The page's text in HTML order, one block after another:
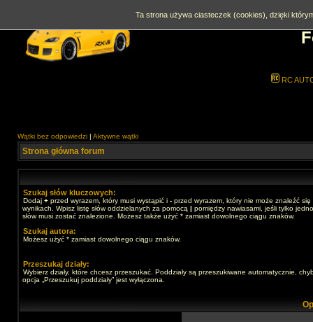
RC
Wątki bez odpowiedzi | Aktywne wątki
Strona główna forum
Szukaj słów kluczowych:
Dodaj + przed wyrazem, który musi wystąpić i - przed wyrazem, który nie może znaleźć się
wynikach. Wpisz listę słów oddzielanych za pomocą | pomiędzy nawiasami, jeśli tylko
słów musi zostać znalezione. Możesz także użyć * zamiast dowolnego ciągu znaków.
Szukaj autora:
Możesz użyć * zamiast dowolnego ciągu znaków.
Przeszukaj działy:
Wybierz działy, które chcesz przeszukać. Poddziały są przeszukiwane automatycznie,
opcja „Przeszukuj poddziały” jest wyłączona.
Ta strona używa ciasteczek (cookies), dzięki